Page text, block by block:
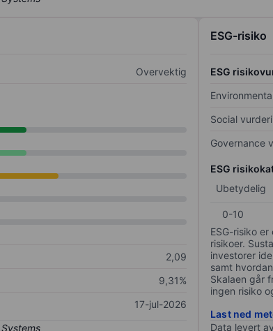
Overvektig
2,09
9,31%
17-jul-2026
ESG-risiko
ESG
Social
Governance
ESG
Ubetydelig
0-10
ESG-risiko
risikoer.
investorer
samt
Skalaen går
ingen risiko
Last ned
Data levert av